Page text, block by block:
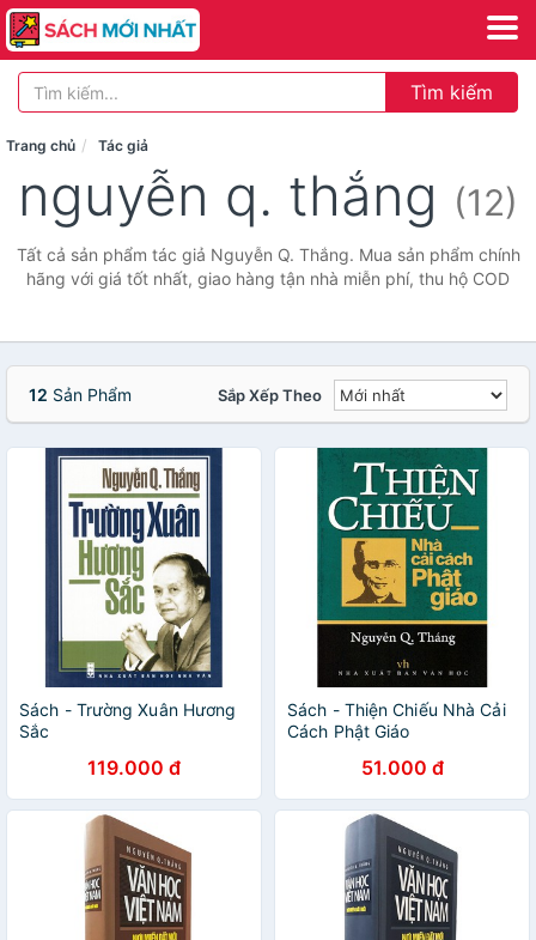
Tìm kiếm
Trang chủ Tác giả
nguyễn q. thắng (12)
Tất cả sản phẩm tác giả Nguyễn Q. Thắng. Mua sản phẩm chính
hãng với giá tốt nhất, giao hàng tận nhà miễn phí, thu hộ COD
12 Sản Phẩm Sắp Xếp Theo
Sách - Trường Xuân Hương
Sắc
119.000 đ
Sách - Thiện Chiếu Nhà Cải
Cách Phật Giáo
51.000 đ